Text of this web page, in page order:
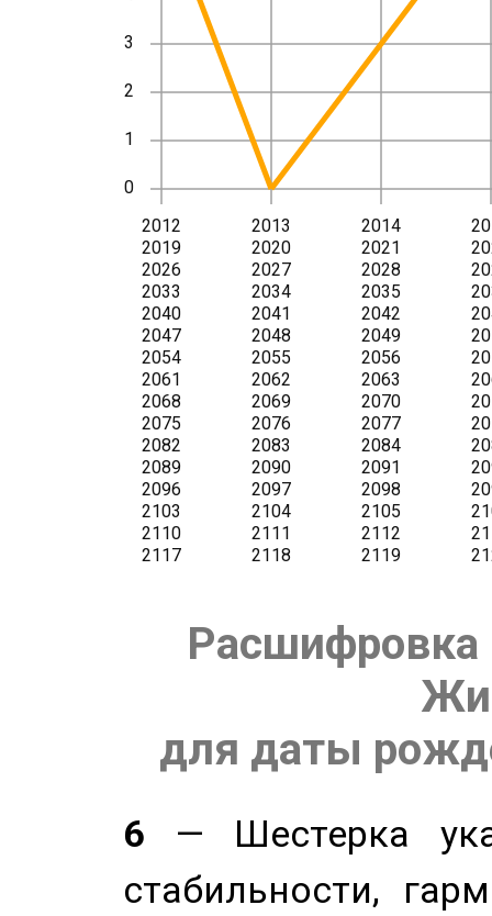
Расшифровка
для даты
6 — Шестерка
стабильности,